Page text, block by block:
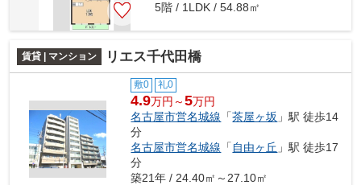
5階 / 1LDK / 54.88㎡
賃貸 | マンション リエス千代田橋
敷0 礼0
4.9万円～5万円
名古屋市営名城線 「茶屋ヶ坂 」駅 徒歩14
分
名古屋市営名城線 「 自由ヶ丘 」駅 徒歩17
分
築21年 / 24.40㎡～27.10㎡